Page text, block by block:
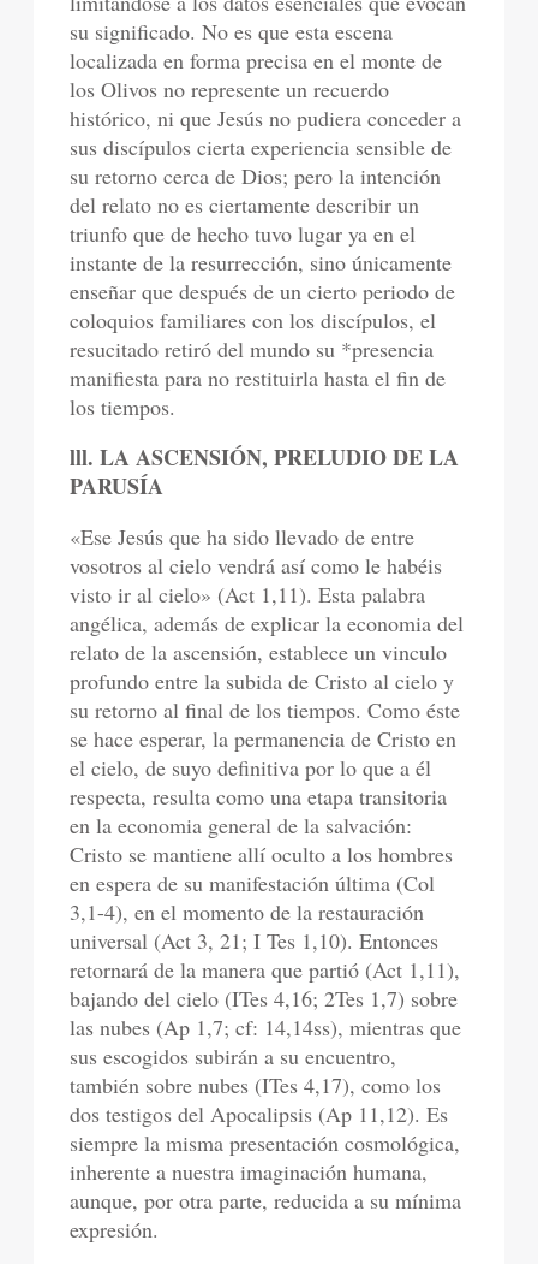
su significado. No es que esta escena
localizada en forma precisa en el monte de
los Olivos no represente un recuerdo
histórico, ni que Jesús no pudiera conceder a
sus discípulos cierta experiencia sensible de
su retorno cerca de Dios; pero la intención
del relato no es ciertamente describir un
triunfo que de hecho tuvo lugar ya en el
instante de la resurrección, sino únicamente
enseñar que después de un cierto periodo de
coloquios familiares con los discípulos, el
resucitado retiró del mundo su *presencia
manifiesta para no restituirla hasta el fin de
los tiempos.
lll. LA ASCENSIÓN, PRELUDIO DE LA
PARUSÍA
«Ese Jesús que ha sido llevado de entre
vosotros al cielo vendrá así como le habéis
visto ir al cielo» (Act 1,11). Esta palabra
angélica, además de explicar la economia del
relato de la ascensión, establece un vinculo
profundo entre la subida de Cristo al cielo y
su retorno al final de los tiempos. Como éste
se hace esperar, la permanencia de Cristo en
el cielo, de suyo definitiva por lo que a él
respecta, resulta como una etapa transitoria
en la economia general de la salvación:
Cristo se mantiene allí oculto a los hombres
en espera de su manifestación última (Col
3,1-4), en el momento de la restauración
universal (Act 3, 21; I Tes 1,10). Entonces
retornará de la manera que partió (Act 1,11),
bajando del cielo (ITes 4,16; 2Tes 1,7) sobre
las nubes (Ap 1,7; cf: 14,14ss), mientras que
sus escogidos subirán a su encuentro,
también sobre nubes (ITes 4,17), como los
dos testigos del Apocalipsis (Ap 11,12). Es
siempre la misma presentación cosmológica,
inherente a nuestra imaginación humana,
aunque, por otra parte, reducida a su mínima
expresión.